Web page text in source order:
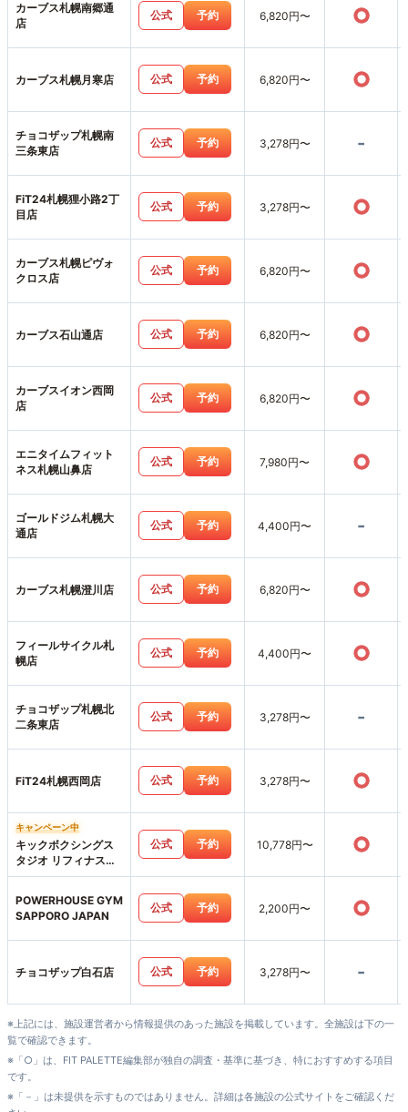
カーブス札幌南郷通
店
公式 予約 6,820円〜 ○
カーブス札幌月寒店 公式 予約 6,820円〜 ○
チョコザップ札幌南
三条東店
公式 予約 3,278円〜 -
FiT24札幌狸小路2丁
目店
公式 予約 3,278円〜 ○
カーブス札幌ピヴォ
クロス店
公式 予約 6,820円〜 ○
カーブス石山通店 公式 予約 6,820円〜 ○
カーブスイオン西岡
店
公式 予約 6,820円〜 ○
エニタイムフィット
ネス札幌山鼻店
公式 予約 7,980円〜 ○
ゴールドジム札幌大
通店
公式 予約 4,400円〜 -
カーブス札幌澄川店 公式 予約 6,820円〜 ○
フィールサイクル札
幌店
公式 予約 4,400円〜 ○
チョコザップ札幌北
二条東店
公式 予約 3,278円〜 -
FiT24札幌西岡店 公式 予約 3,278円〜 ○
キャンペーン中
キックボクシングス
タジオ リフィナス札
幌店
公式 予約 10,778円〜 ○
POWERHOUSE GYM
SAPPORO JAPAN
公式 予約 2,200円〜 ○
チョコザップ白石店 公式 予約 3,278円〜 -
※上記には、施設運営者から情報提供のあった施設を掲載しています。全施設は下の一
覧で確認できます。
※「○」は、FIT PALETTE編集部が独自の調査・基準に基づき、特におすすめする項目
です。
※「－」は未提供を示すものではありません。詳細は各施設の公式サイトをご確認くだ